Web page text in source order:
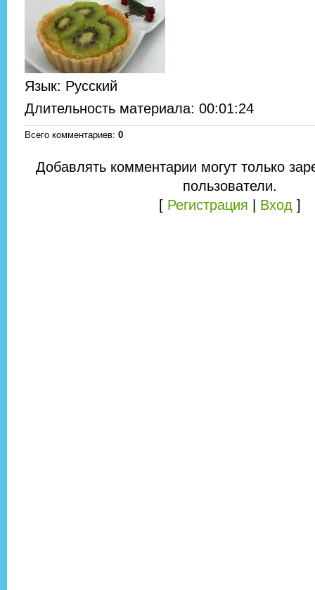
Язык: Русский
Длительность материала: 00:01:24
Всего комментариев: 0
Добавлять комментарии могут только
пользователи.
[ Регистрация Вход ]